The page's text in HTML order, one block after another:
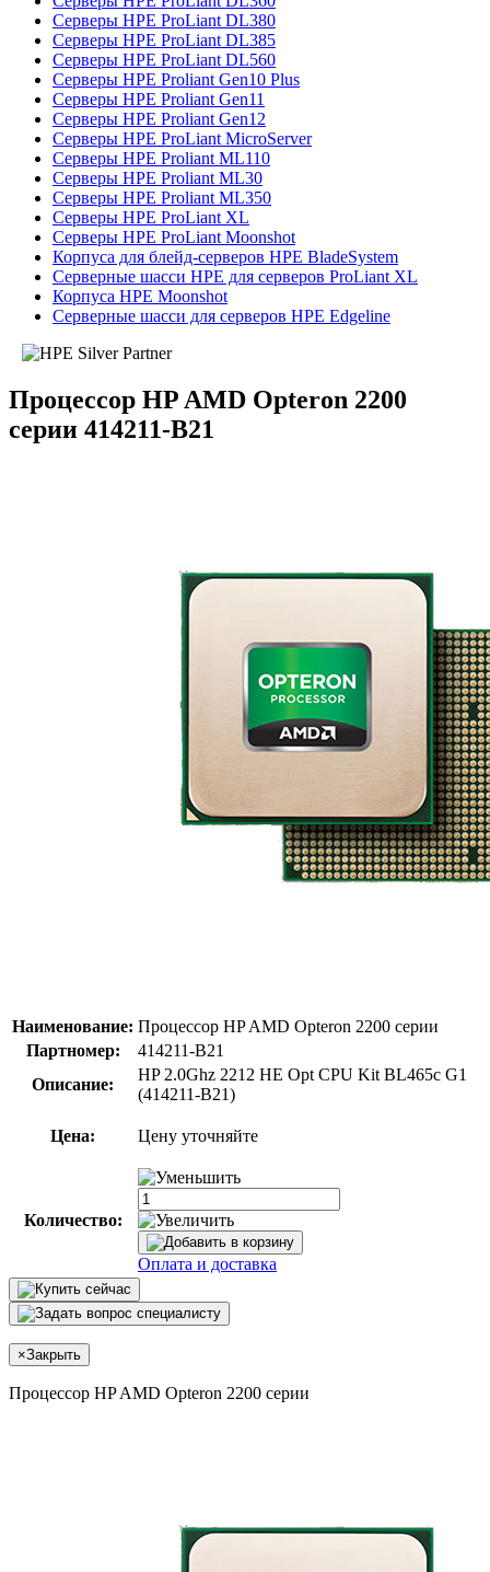
Серверы HPE ProLiant DL380
Серверы HPE ProLiant DL385
Серверы HPE ProLiant DL560
Серверы HPE Proliant Gen10 Plus
Серверы HPE Proliant Gen11
Серверы HPE Proliant Gen12
Серверы HPE ProLiant MicroServer
Серверы HPE Proliant ML110
Серверы HPE Proliant ML30
Серверы HPE Proliant ML350
Серверы HPE ProLiant XL
Серверы HPE ProLiant Moonshot
Корпуса для блейд-серверов HPE BladeSystem
Серверные шасси HPE для серверов ProLiant XL
Корпуса HPE Moonshot
Серверные шасси для серверов HPE Edgeline
Процессор HP AMD Opteron 2200
серии 414211-B21
Наименование: Процессор HP AMD Opteron 2200 серии
Партномер:
414211-B21
Описание:
HP 2.0Ghz 2212 HE Opt CPU Kit BL465c G1
(414211-B21)
Цена: Цену уточняйте
Количество:
Оплата и доставка
×Закрыть
Процессор HP AMD Opteron 2200 серии